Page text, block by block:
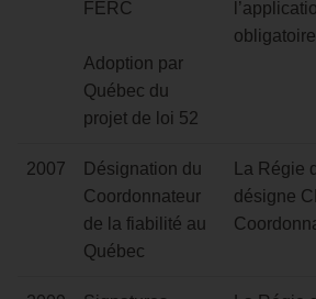
FERC
Adoption par
Québec du
projet de loi 52
2007
Désignation du
Coordonnateur
de la fiabilité au
Québec
La Régie
désigne